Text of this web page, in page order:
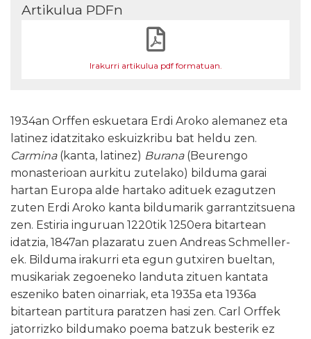
Artikulua PDFn
Irakurri artikulua pdf formatuan.
1934an Orffen eskuetara Erdi Aroko alemanez eta
latinez idatzitako eskuizkribu bat heldu zen.
Carmina(kanta, latinez) Burana(Beurengo
monasterioan aurkitu zutelako) bilduma garai
hartan Europa alde hartako adituek ezagutzen
zuten Erdi Aroko kanta bildumarik garrantzitsuena
zen. Estiria inguruan 1220tik 1250era bitartean
idatzia, 1847an plazaratu zuen Andreas Schmeller-
ek. Bilduma irakurri eta egun gutxiren bueltan,
musikariak zegoeneko landuta zituen kantata
eszeniko baten oinarriak, eta 1935a eta 1936a
bitartean partitura paratzen hasi zen. Carl Orffek
jatorrizko bildumako poema batzuk besterik ez